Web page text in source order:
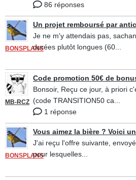
86 réponses
BONSPLANS
Un projet remboursé par
Je ne m'y attendais pas,
durées plutôt longues (60...
MB-RCZ
Code promotion 50€ de
Bonsoir, Reçu ce jour, à priori
(code TRANSITION50 ca...
1 réponse
BONSPLANS
Vous aimez la bière ? Voici
J'ai reçu l'offre suivante,
pour lesquelles...